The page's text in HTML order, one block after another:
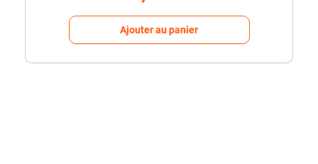
Ajouter au panier